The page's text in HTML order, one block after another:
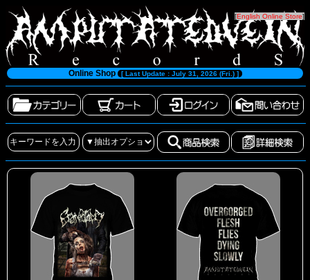
[English Online Store]
Online Shop [ Last Update : July 31, 2026 (Fri.) ]